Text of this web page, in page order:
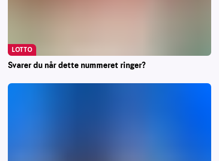
Svarer du når dette nummeret ringer?
LOTTO